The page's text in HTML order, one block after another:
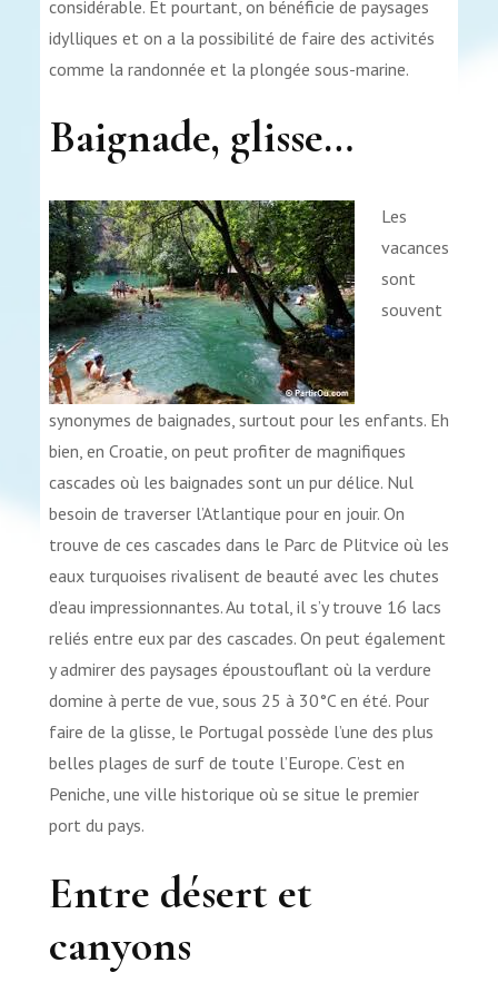
considérable. Et pourtant, on bénéficie de paysages
idylliques et on a la possibilité de faire des activités
comme la randonnée et la plongée sous-marine.
Baignade, glisse…
Les
vacances
sont
souvent
synonymes de baignades, surtout pour les enfants. Eh
bien, en Croatie, on peut profiter de magnifiques
cascades où les baignades sont un pur délice. Nul
besoin de traverser l’Atlantique pour en jouir. On
trouve de ces cascades dans le Parc de Plitvice où les
eaux turquoises rivalisent de beauté avec les chutes
d’eau impressionnantes. Au total, il s’y trouve 16 lacs
reliés entre eux par des cascades. On peut également
y admirer des paysages époustouflant où la verdure
domine à perte de vue, sous 25 à 30°C en été. Pour
faire de la glisse, le Portugal possède l’une des plus
belles plages de surf de toute l’Europe. C’est en
Peniche, une ville historique où se situe le premier
port du pays.
Entre désert et
canyons